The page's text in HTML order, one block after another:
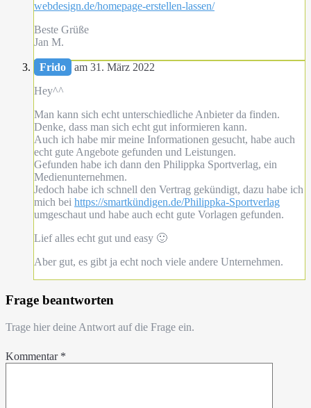
webdesign.de/homepage-erstellen-lassen/
Beste Grüße
Jan M.
Frido
am 31. März 2022
Hey^^
Man kann sich echt unterschiedliche Anbieter da finden.
Denke, dass man sich echt gut informieren kann.
Auch ich habe mir meine Informationen gesucht, habe auch
echt gute Angebote gefunden und Leistungen.
Gefunden habe ich dann den Philippka Sportverlag, ein
Medienunternehmen.
Jedoch habe ich schnell den Vertrag gekündigt, dazu habe ich
mich bei https://smartkündigen.de/Philippka-Sportverlag
umgeschaut und habe auch echt gute Vorlagen gefunden.
Lief alles echt gut und easy 🙂
Aber gut, es gibt ja echt noch viele andere Unternehmen.
Frage beantworten
Trage hier deine Antwort auf die Frage ein.
Kommentar *